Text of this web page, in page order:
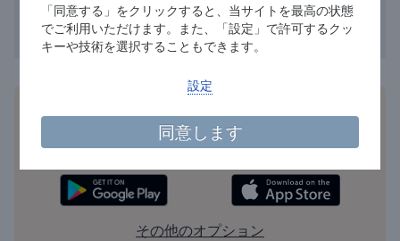
「同意する」をクリックすると、当サイトを最高の状態
でご利用いただけます。また、「設定」で許可するクッ
キーや技術を選択することもできます。
同意します
設定
window.
インストールして、お気に入りのラジオ局をオンライ
ンで聴きましょう - どこにいても！
その他のオプション